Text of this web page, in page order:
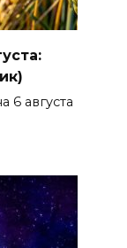
6 августа